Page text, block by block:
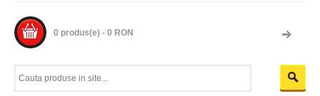
0 produs(e) - 0 RON